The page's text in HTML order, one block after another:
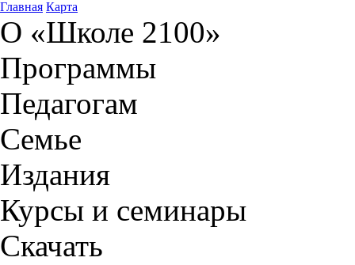
Главная Карта
О «Школе 2100»
Программы
Педагогам
Семье
Издания
Курсы и семинары
Скачать